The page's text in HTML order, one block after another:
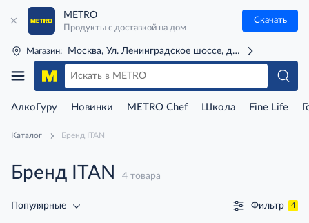
METRO
Продукты с доставкой на дом
Скачать
Магазин: Москва, Ул. Ленинградское шоссе, д. 71Г (м. Речной
АлкоГуру Новинки METRO Chef Школа Fine Life
Каталог Бренд ITAN
Бренд ITAN 4 товара
Популярные Фильтр 4